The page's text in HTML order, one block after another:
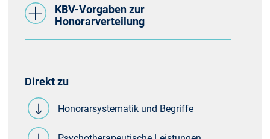
KBV-Vorgaben zur
Honorarverteilung
Direkt zu
Honorarsystematik und Begriffe